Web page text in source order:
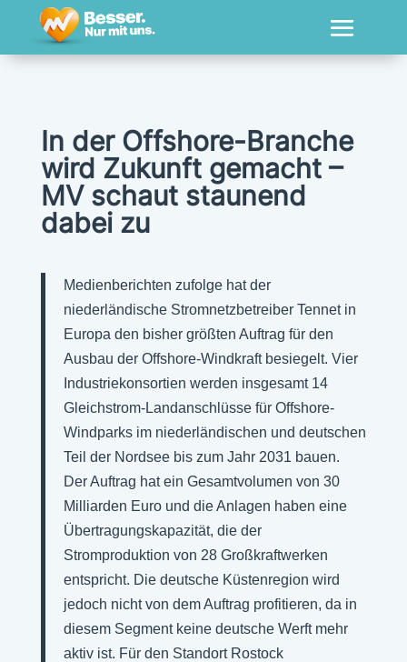
In der Offshore-Branche
wird Zukunft gemacht –
MV schaut staunend
dabei zu
Medienberichten zufolge hat der
niederländische Stromnetzbetreiber Tennet in
Europa den bisher größten Auftrag für den
Ausbau der Offshore-Windkraft besiegelt. Vier
Industriekonsortien werden insgesamt 14
Gleichstrom-Landanschlüsse für Offshore-
Windparks im niederländischen und deutschen
Teil der Nordsee bis zum Jahr 2031 bauen.
Der Auftrag hat ein Gesamtvolumen von 30
Milliarden Euro und die Anlagen haben eine
Übertragungskapazität, die der
Stromproduktion von 28 Großkraftwerken
entspricht. Die deutsche Küstenregion wird
jedoch nicht von dem Auftrag profitieren, da in
diesem Segment keine deutsche Werft mehr
aktiv ist. Für den Standort Rostock